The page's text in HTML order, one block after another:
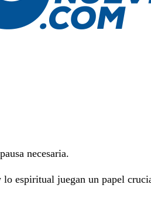
necesaria.
espiritual juegan un papel